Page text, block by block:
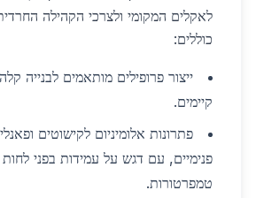
לאקלים המקומי ולצרכי הקהילה
כוללים:
ייצור פרופילים מותאמים לבנייה
קיימים.
פתרונות אלומיניום לקישוטים
פנימיים, עם דגש על עמידות בפני לחות
טמפרטורות.